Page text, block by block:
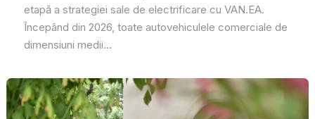
etapă a strategiei sale de electrificare cu VAN.EA.
Începând din 2026, toate autovehiculele comerciale de
dimensiuni medii...